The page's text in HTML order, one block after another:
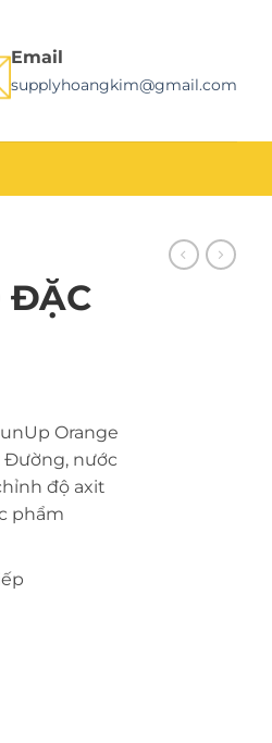
Email
supplyhoangkim@gmail.com
ĐẶC
Orange
Đường, nước
độ axit
phẩm